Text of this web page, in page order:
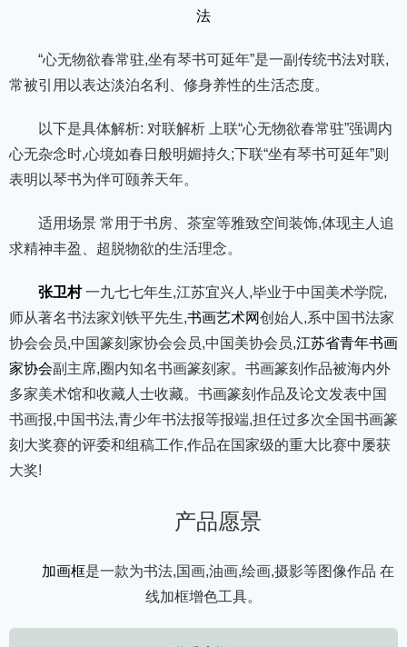
法
“心无物欲春常驻,坐有琴书可延年”是一副传统书法对联,
常被引用以表达淡泊名利、修身养性的生活态度。
以下是具体解析: 对联解析 上联“心无物欲春常驻”强调内
心无杂念时,心境如春日般明媚持久;下联“坐有琴书可延年”则
表明以琴书为伴可颐养天年。 ‌
适用场景 常用于书房、茶室等雅致空间装饰,体现主人追
求精神丰盈、超脱物欲的生活理念。 ‌
张卫村一九七七年生,江苏宜兴人,毕业于中国美术学院,
师从著名书法家刘铁平先生,书画艺术网创始人,系中国书法家
协会会员,中国篆刻家协会会员,中国美协会员,江苏省青年书画
家协会副主席,圈内知名书画篆刻家。书画篆刻作品被海内外
多家美术馆和收藏人士收藏。书画篆刻作品及论文发表中国
书画报,中国书法,青少年书法报等报端,担任过多次全国书画篆
刻大奖赛的评委和组稿工作,作品在国家级的重大比赛中屡获
大奖!
产品愿景
加画框是一款为书法,国画,油画,绘画,摄影等图像作品 在
线加框增色工具。